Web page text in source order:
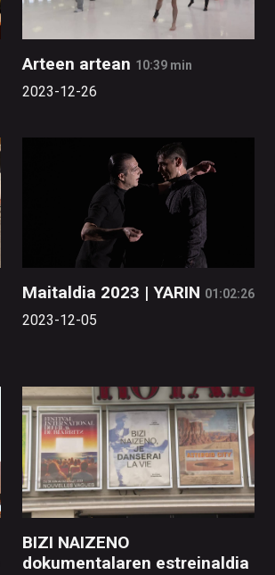
Arteen artean 10:39 min
2023-12-26
Maitaldia 2023 | YARIN 01:02:26
2023-12-05
BIZI NAIZENO
dokumentalaren estreinaldia